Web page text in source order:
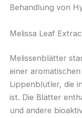
Behandlung von
Melissa Leaf
Melissenblätter
einer
Lippenblütler, die
ist. Die Blätter
und andere